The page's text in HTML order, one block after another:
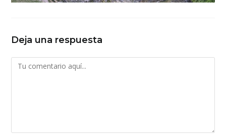
Deja una respuesta
Comentario